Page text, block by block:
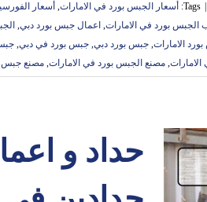
Tags: أسعار الجبس بورد في الامارات, أسعار
الجبس بورد في الامارات, اعمال جبس بورد دبي,
الامارات, جبس بورد دبي, جبس بورد في دبي,
, مصنع الجبس بورد في الامارات, مصنع جبس